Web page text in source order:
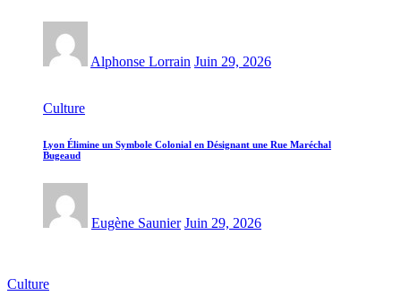
Alphonse Lorrain Juin 29, 2026
Culture
Lyon Élimine un Symbole Colonial en Désignant une Rue Maréchal
Bugeaud
Eugène Saunier Juin 29, 2026
Culture